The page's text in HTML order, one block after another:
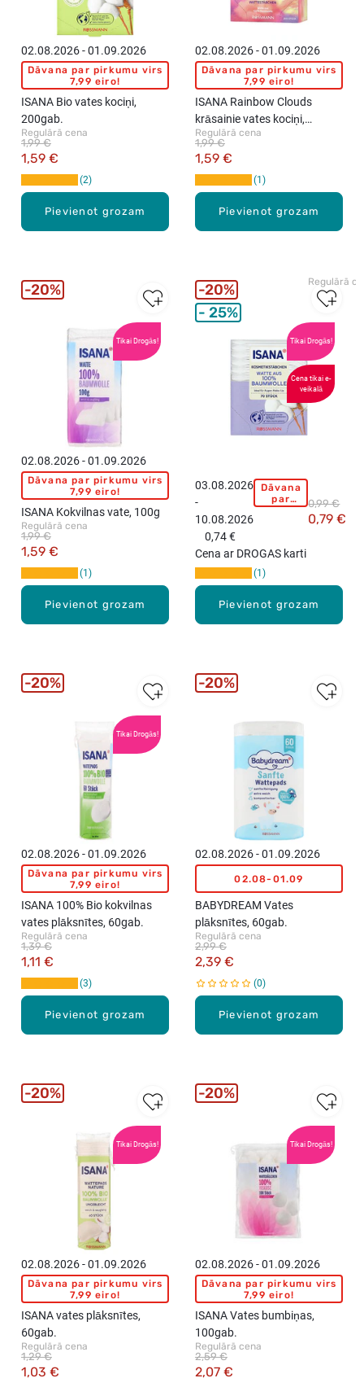
ē
r
a
b
Pievienot grozam
02.08.2026 - 01.09.2026
Dāvana par pirkumu virs
7,99 eiro!
ISANA Bio vates kociņi,
200gab.
Regulārā cena
1,59 €
1,99 €
2
Pievienot grozam
02.08.2026 - 01.09.2026
Dāvana par pirkumu virs
7,99 eiro!
ISANA Rainbow Clouds
krāsainie vates kociņi,
200gab.
Regulārā cena
1,59 €
1,99 €
1
Tikai Drogās!
Pievienot grozam
02.08.2026 - 01.09.2026
Dāvana par pirkumu virs
7,99 eiro!
ISANA Kokvilnas vate, 100g
Regulārā cena
1,59 €
1,99 €
1
20%
Tikai Drogās!
Cena tikai e-
veikalā
Pievienot grozam
03.08.2026
-
10.08.2026
Dāvana
par
pirkumu S
A
s
m
k
o
a
b
Regulārā
0,79 €
0,99 €
0,74 €
Cena ar DROGAS karti
1
20%
25%
Tikai Drogās!
Pievienot grozam
02.08.2026 - 01.09.2026
Dāvana par pirkumu virs
7,99 eiro!
ISANA 100% Bio kokvilnas
vates plāksnītes, 60gab.
Regulārā cena
1,11 €
1,39 €
3
20%
Pievienot grozam
02.08.2026 - 01.09.2026
02.08-01.09
BABYDREAM Vates
plāksnītes, 60gab.
Regulārā cena
2,39 €
2,99 €
0
20%
Tikai Drogās!
02.08.2026 - 01.09.2026
Dāvana par pirkumu virs
7,99 eiro!
ISANA vates plāksnītes,
60gab.
Regulārā cena
1,03 €
1,29 €
20%
Tikai Drogās!
02.08.2026 - 01.09.2026
Dāvana par pirkumu virs
7,99 eiro!
ISANA Vates bumbiņas,
100gab.
Regulārā cena
2,07 €
2,59 €
20%